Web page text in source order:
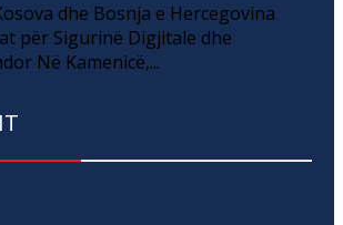
dhe Bosnja e Hercegovina
për Sigurinë Digjitale dhe
Në Kamenicë,...